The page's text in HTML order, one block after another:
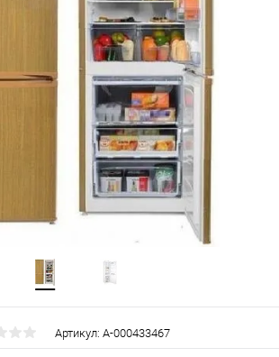
Артикул: А-000433467